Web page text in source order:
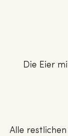
Die Eier
Alle